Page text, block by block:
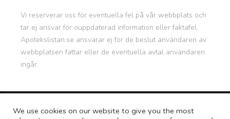
Vi reserverar oss för eventuella fel på vår webbplats och
tar ej ansvar för ouppdaterad information eller faktafel.
Apotekslistan.se ansvarar ej för de beslut användaren av
webbplatsen fattar eller de eventuella avtal användaren
ingår.
Läkemedel
We use cookies on our website to give you the most